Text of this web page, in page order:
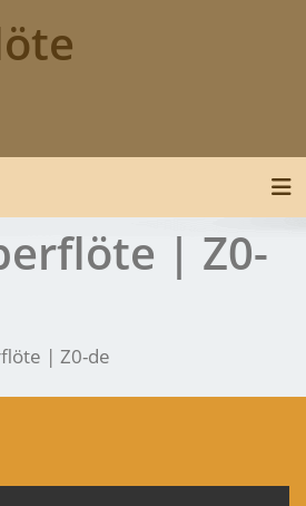
| Z0-
| Z0-de